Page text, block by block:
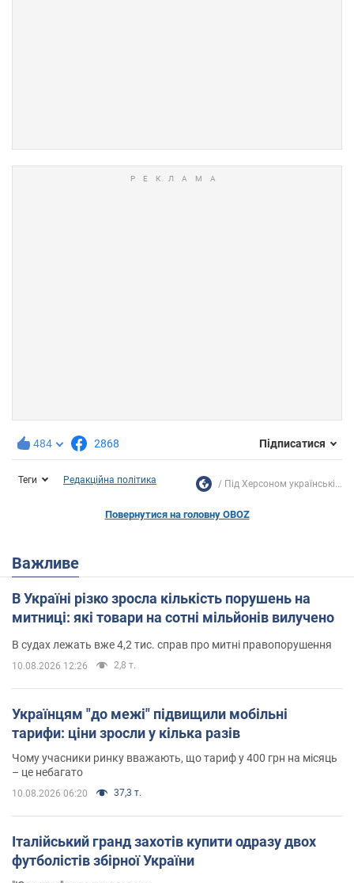
484 2868 Підписатися
Теги Редакційна політика Під Херсоном українські...
Повернутися на головну OBOZ
Важливе
В Україні різко зросла кількість порушень на
митниці: які товари на сотні мільйонів вилучено
В судах лежать вже 4,2 тис. справ про митні правопорушення
10.08.2026 12:26 2,8 т.
Українцям "до межі" підвищили мобільні
тарифи: ціни зросли у кілька разів
Чому учасники ринку вважають, що тариф у 400 грн на місяць
– це небагато
10.08.2026 06:20 37,3 т.
Італійський гранд захотів купити одразу двох
футболістів збірної України